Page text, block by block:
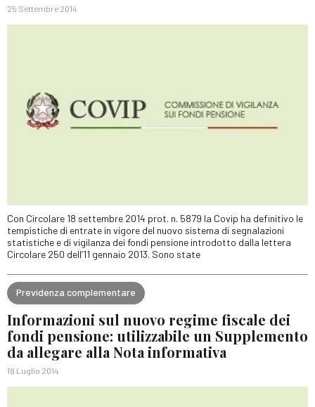
25 Settembre 2014
Con Circolare 18 settembre 2014 prot. n. 5879 la Covip ha definitivo le
tempistiche di entrate in vigore del nuovo sistema di segnalazioni
statistiche e di vigilanza dei fondi pensione introdotto dalla lettera
Circolare 250 dell’11 gennaio 2013. Sono state
Previdenza complementare
Informazioni sul nuovo regime fiscale dei
fondi pensione: utilizzabile un Supplemento
da allegare alla Nota informativa
18 Luglio 2014